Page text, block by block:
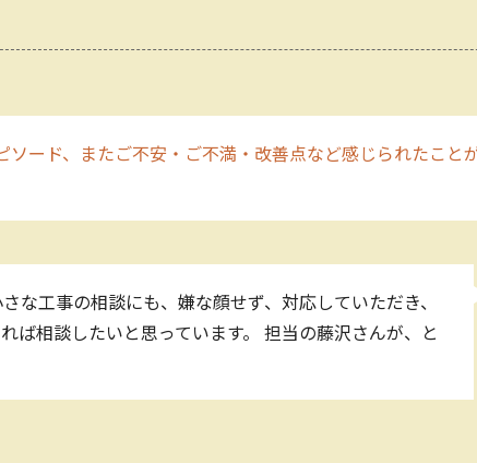
ード、またご不安・ご不満・改善点など感じられたこと
な工事の相談にも、嫌な顔せず、対応していただき、
ば相談したいと思っています。 担当の藤沢さんが、と